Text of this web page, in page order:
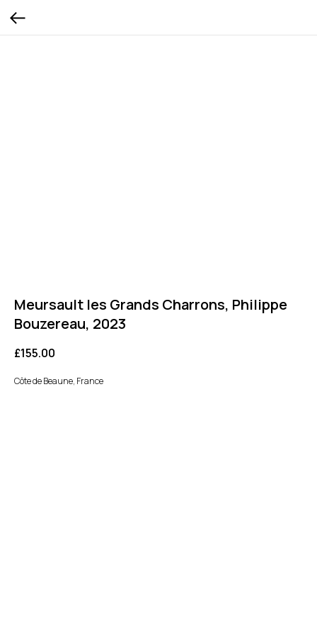
Meursault les Grands Charrons, Philippe
Bouzereau, 2023
£155.00
Côte de Beaune, France